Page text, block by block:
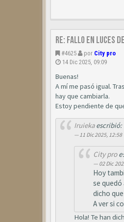
Re: Fallo en luces
#4625 por City pro
14 Dic 2025, 09:09
Buenas!
A mí me pasó igual.
hay que cambiarla.
Estoy pendiente de
Iruiekaescribió:
11 Dic 2025, 12:58
City pro
02 Dic
Hoy
se quedó
dicho
A ver si
Hola! Te han